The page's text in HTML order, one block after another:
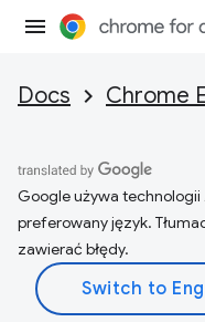
Docs Chrome
Google używa technologii
preferowany język.
zawierać błędy.